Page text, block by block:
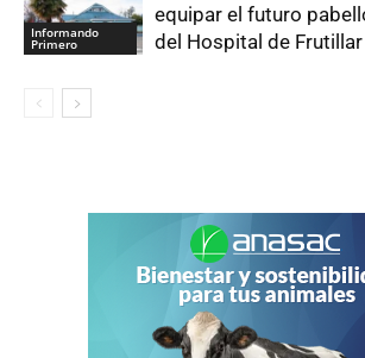
Informando
Primero
equipar el futuro
del Hospital de Frutillar